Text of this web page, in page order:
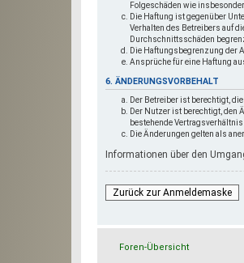
Folgeschäden wie
Die Haftung ist gegenüber
Verhalten des Betreibers auf
Durchschnittsschäden
Die Haftungsbegrenzung der
Ansprüche für eine Haftung
6. ÄNDERUNGSVORBEHALT
Der Betreiber ist berechtigt,
Der Nutzer ist berechtigt, den
bestehende
Die Änderungen gelten als
Informationen über den
Zurück zur Anmeldemaske
Foren-Übersicht